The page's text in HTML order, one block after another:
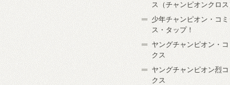
ス（チャンピオンクロス
少年チャンピオン・コミ
ス・タップ！
ヤングチャンピオン・コ
クス
ヤングチャンピオン烈コ
クス